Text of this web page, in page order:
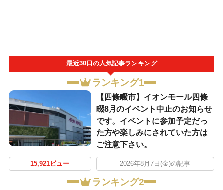
最近30日の人気記事ランキング
ランキング1
【四條畷市】イオンモール四條
畷8月のイベント中止のお知らせ
です。イベントに参加予定だっ
た方や楽しみにされていた方は
ご注意下さい。
15,921ビュー 2026年8月7日(金)の記事
ランキング2